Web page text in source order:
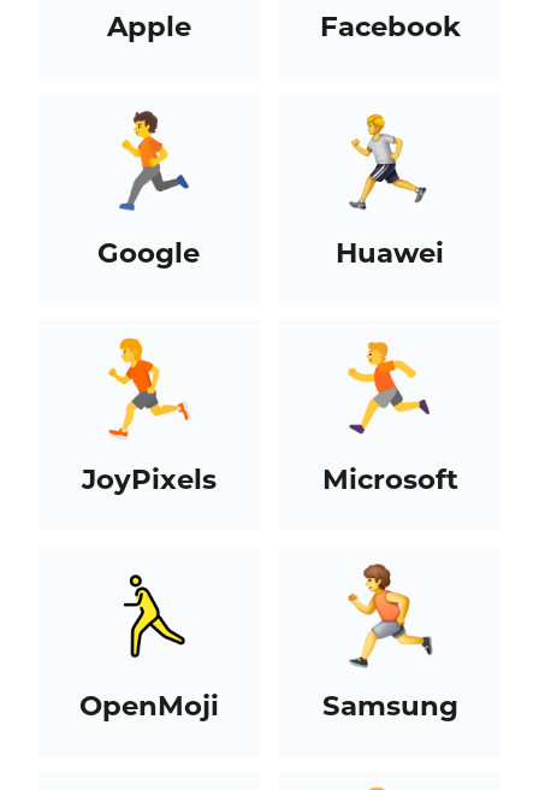
Apple Facebook
Google Huawei
JoyPixels Microsoft
OpenMoji Samsung